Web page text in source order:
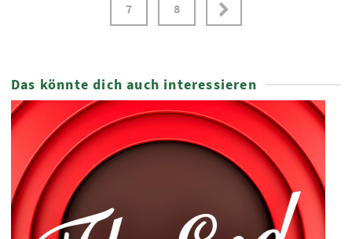
7 8
Das könnte dich auch interessieren